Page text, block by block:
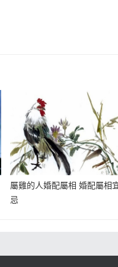
屬雞的人婚配屬相 婚配屬相
忌